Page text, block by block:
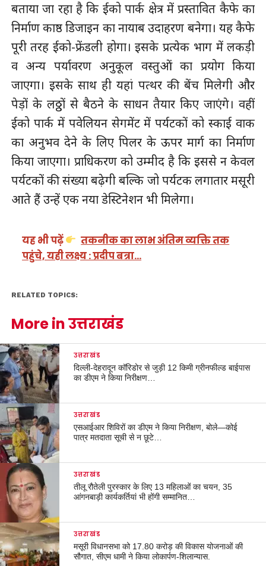
बताया जा रहा है कि ईको पार्क क्षेत्र में प्रस्तावित कैफे का
निर्माण काष्ठ डिजाइन का नायाब उदाहरण बनेगा। यह कैफे
पूरी तरह ईको-फ्रेंडली होगा। इसके प्रत्येक भाग में लकड़ी
व अन्य पर्यावरण अनुकूल वस्तुओं का प्रयोग किया
जाएगा। इसके साथ ही यहां पत्थर की बेंच मिलेगी और
पेड़ों के लठ्ठों से बैठने के साधन तैयार किए जाएंगे। वहीं
ईको पार्क में पवेलियन सेगमेंट में पर्यटकों को स्काई वाक
का अनुभव देने के लिए पिलर के ऊपर मार्ग का निर्माण
किया जाएगा। प्राधिकरण को उम्मीद है कि इससे न केवल
पर्यटकों की संख्या बढ़ेगी बल्कि जो पर्यटक लगातार मसूरी
आते हैं उन्हें एक नया डेस्टिनेशन भी मिलेगा।
यह भी पढ़ें
तकनीक का लाभ अंतिम व्यक्ति तक
पहुंचे, यही लक्ष्य : प्रदीप बत्रा…
RELATED TOPICS:
More in उत्तराखंड
उत्तराखंड
दिल्ली-देहरादून कॉरिडोर से जुड़ी 12 किमी ग्रीनफील्ड बाईपास
का डीएम ने किया निरीक्षण…
उत्तराखंड
एसआईआर शिविरों का डीएम ने किया निरीक्षण, बोले—कोई
पात्र मतदाता सूची से न छूटे…
उत्तराखंड
तीलू रौतेली पुरस्कार के लिए 13 महिलाओं का चयन, 35
आंगनबाड़ी कार्यकर्तियां भी होंगी सम्मानित…
उत्तराखंड
मसूरी विधानसभा को 17.80 करोड़ की विकास योजनाओं की
सौगात, सीएम धामी ने किया लोकार्पण-शिलान्यास.